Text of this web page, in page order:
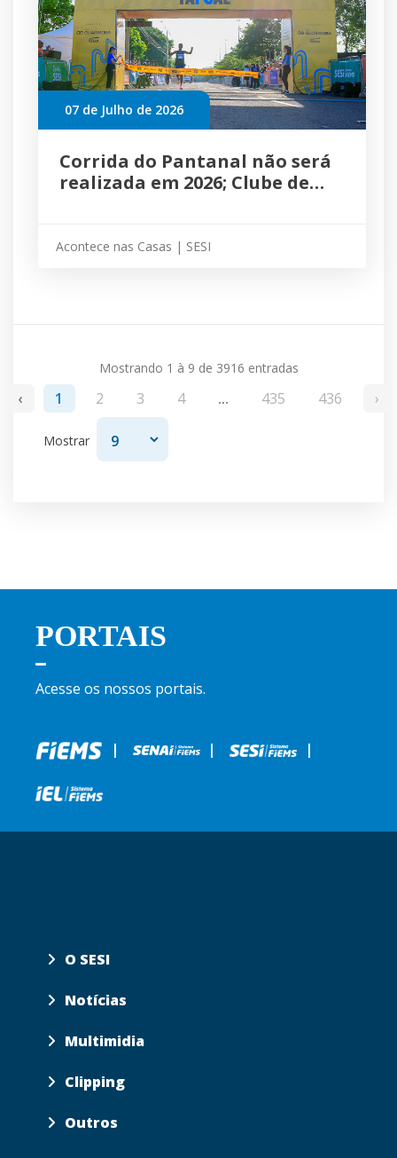
07 de Julho de 2026
Corrida do Pantanal não será
realizada em 2026; Clube de
Acontece nas Casas | SESI
Mostrando 1 à 9 de 3916 entradas
‹ 1 2 3 4 ... 435 436 ›
Mostrar
PORTAIS
Acesse os nossos portais.
| | |
O SESI
Notícias
Multimidia
Clipping
Outros